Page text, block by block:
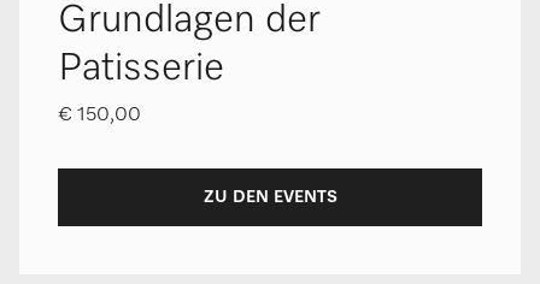
Grundlagen der
Patisserie
€ 150,00
ZU DEN EVENTS